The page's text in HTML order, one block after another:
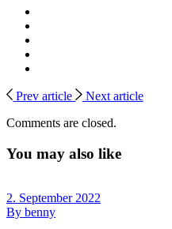
Prev article
Next article
Comments are closed.
You may also like
2. September 2022
By benny